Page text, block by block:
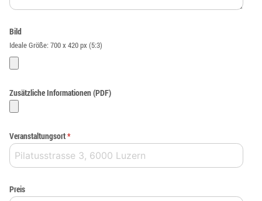
Bild
Ideale Größe: 700 x 420 px (5:3)
Zusätzliche Informationen (PDF)
Veranstaltungsort*
Preis